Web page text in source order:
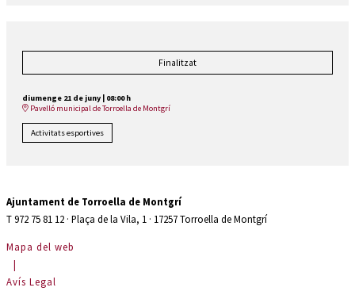
Finalitzat
diumenge 21 de juny | 08:00 h
Pavelló municipal de Torroella de Montgrí
Activitats esportives
Ajuntament de Torroella de Montgrí
T 972 75 81 12 · Plaça de la Vila, 1 · 17257 Torroella de Montgrí
Mapa del web
|
Avís Legal